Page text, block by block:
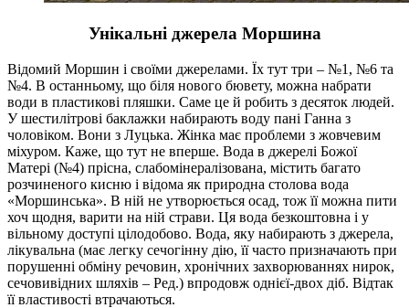
Унікальні джерела Моршина
Відомий Моршин і своїми джерелами. Їх тут три – №1, №6 та
№4. В останньому, що біля нового бювету, можна набрати
води в пластикові пляшки. Саме це й робить з десяток людей.
У шестилітрові баклажки набирають воду пані Ганна з
чоловіком. Вони з Луцька. Жінка має проблеми з жовчевим
міхуром. Каже, що тут не вперше. Вода в джерелі Божої
Матері (№4) прісна, слабомінералізована, містить багато
розчиненого кисню і відома як природна столова вода
«Моршинська». В ній не утворюється осад, тож її можна пити
хоч щодня, варити на ній страви. Ця вода безкоштовна і у
вільному доступі цілодобово. Вода, яку набирають з джерела,
лікувальна (має легку сечогінну дію, її часто призначають при
порушенні обміну речовин, хронічних захворюваннях нирок,
сечовивідних шляхів – Ред.) впродовж однієї-двох діб. Відтак
її властивості втрачаються.